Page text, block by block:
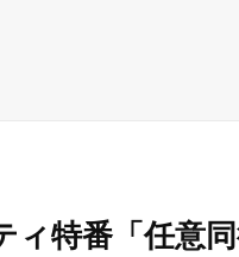
特番「任意同